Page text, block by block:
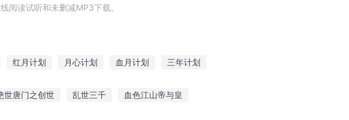
阅读试听和未删减MP3下载。
红月计划 月心计划 血月计划 三年计划
世唐门之创世 乱世三千 血色江山帝与皇